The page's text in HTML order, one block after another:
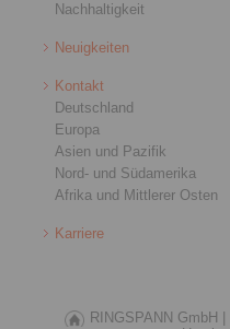
Nachhaltigkeit
Neuigkeiten
Kontakt
Deutschland
Europa
Asien und Pazifik
Nord- und Südamerika
Afrika und Mittlerer Osten
Karriere
RINGSPANN GmbH |